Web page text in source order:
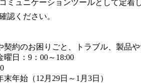
ミュニケーションツールとして定着
認ください。
契約のお困りごと、トラブル、製品
日：9：00～18:00
年始（12月29日～1月3日）